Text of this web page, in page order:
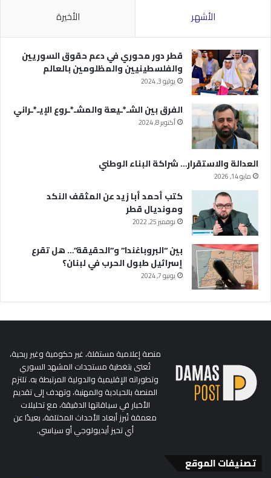
الأشهر الأخيرة
قطر دور محوري في دعم حقوق السوريين
والفلسطينيين والمظلومين بالعالم
يوليو 3, 2024
الفرق بين الشـ*ـيعة والمشـ*ـروع الإيـ*ـراني
أكتوبر 8, 2024
العدالة والاستقرار… شراكة البناء الوطني
مايو 14, 2026
كتب أحمد أبا زيد عن المثقف النكد
ومونديال قطر
نوفمبر 25, 2022
بين “البروباغندا” و”الحقيقة”… هل تقرع
إسرائيل طبول الحرب في لبنان؟
يونيو 7, 2024
منصة إعلامية مستقلة، غير حكومية وغير ربحية،
تُعنى بتغطية مستجدات المشهد السوري
وتطوراته الإقليمية والدولية المرتبطة به. تلتزم
المنصة بالحيادية والمهنية، وتهدف إلى تقديم
الأخبار في سياقاتها الدقيقة، مع تحليلات
معمقة تُبرز أبعاد الأحداث المختلفة، بعيدًا عن
أي تحيز أيديولوجي أو سياسي.
تصنيفات الموقع